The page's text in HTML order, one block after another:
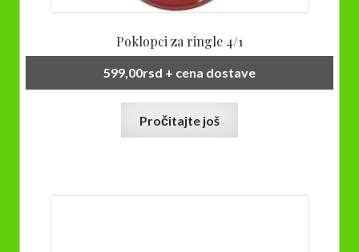
Poklopci za ringle 4/1
599,00rsd + cena dostave
Pročitajte još